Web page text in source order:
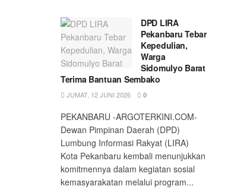
DPD LIRA
Pekanbaru Tebar
Kepedulian,
Warga
Sidomulyo Barat
Terima Bantuan Sembako
JUMAT, 12 JUNI 2026 0
PEKANBARU -ARGOTERKINI.COM-
Dewan Pimpinan Daerah (DPD)
Lumbung Informasi Rakyat (LIRA)
Kota Pekanbaru kembali menunjukkan
komitmennya dalam kegiatan sosial
kemasyarakatan melalui program...